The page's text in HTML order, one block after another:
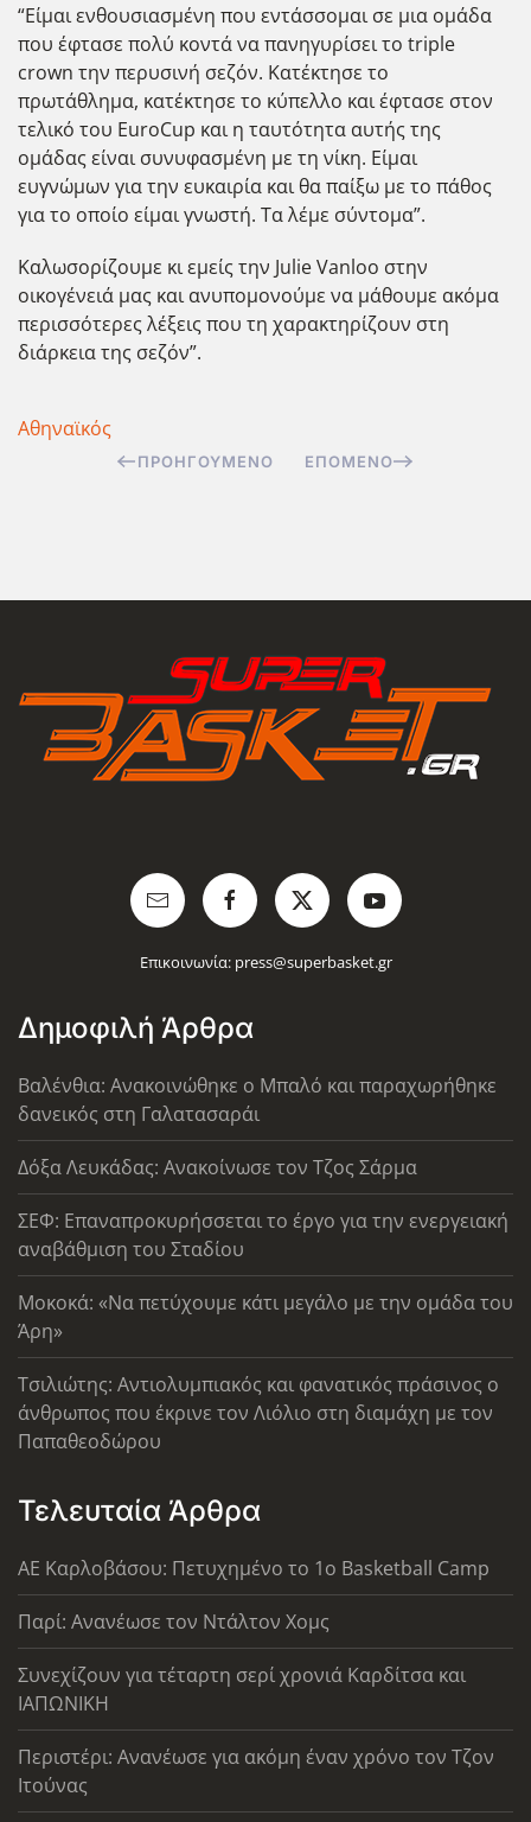
“Είμαι ενθουσιασμένη που εντάσσομαι σε μια ομάδα
που έφτασε πολύ κοντά να πανηγυρίσει το triple
crown την περυσινή σεζόν. Κατέκτησε το
πρωτάθλημα, κατέκτησε το κύπελλο και έφτασε στον
τελικό του EuroCup και η ταυτότητα αυτής της
ομάδας είναι συνυφασμένη με τη νίκη. Είμαι
ευγνώμων για την ευκαιρία και θα παίξω με το πάθος
για το οποίο είμαι γνωστή. Τα λέμε σύντομα”.
Καλωσορίζουμε κι εμείς την Julie Vanloo στην
οικογένειά μας και ανυπομονούμε να μάθουμε ακόμα
περισσότερες λέξεις που τη χαρακτηρίζουν στη
διάρκεια της σεζόν”.
Αθηναϊκός
ΠΡΟΗΓΟΎΜΕΝΟ ΕΠΌΜΕΝΟ
Επικοινωνία: press@superbasket.gr
Δημοφιλή Άρθρα
Βαλένθια: Ανακοινώθηκε ο Μπαλό και παραχωρήθηκε
δανεικός στη Γαλατασαράι
Δόξα Λευκάδας: Ανακοίνωσε τον Τζος Σάρμα
ΣΕΦ: Επαναπροκυρήσσεται το έργο για την ενεργειακή
αναβάθμιση του Σταδίου
Μοκοκά: «Να πετύχουμε κάτι μεγάλο με την ομάδα του
Άρη»
Τσιλιώτης: Αντιολυμπιακός και φανατικός πράσινος ο
άνθρωπος που έκρινε τον Λιόλιο στη διαμάχη με τον
Παπαθεοδώρου
Τελευταία Άρθρα
ΑΕ Καρλοβάσου: Πετυχημένο το 1ο Basketball Camp
Παρί: Ανανέωσε τον Ντάλτον Χομς
Συνεχίζουν για τέταρτη σερί χρονιά Καρδίτσα και
ΙΑΠΩΝΙΚΗ
Περιστέρι: Ανανέωσε για ακόμη έναν χρόνο τον Τζον
Ιτούνας